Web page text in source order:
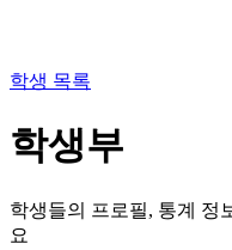
학생 목록
학생부
학생들의 프로필, 통계 정
요